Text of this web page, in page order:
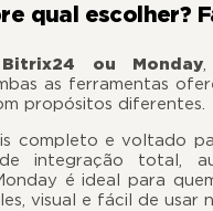
qual escolher?
Bitrix24 ou Monday,
as ferramentas
propósitos diferentes.
completo e voltado
integração total,
é ideal para
visual e fácil de usar